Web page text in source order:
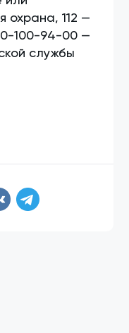
охрана, 112 —
100-94-00 —
службы